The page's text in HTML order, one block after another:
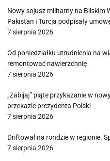
Nowy sojusz militarny na Bliskim
Pakistan i Turcja podpisały
7 sierpnia 2026
Od poniedziałku utrudnienia na
remontować nawierzchnię
7 sierpnia 2026
„Zabijaj” piąte przykazanie w
przekazie prezydenta Polski
7 sierpnia 2026
Driftował na rondzie w regionie.
7 sierpnia 2026